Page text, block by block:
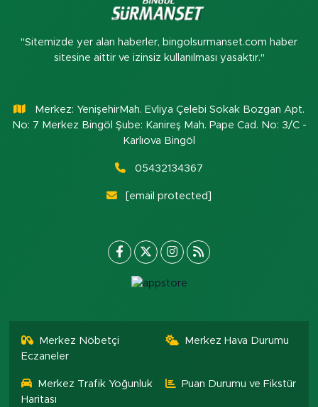
"Sitemizde yer alan haberler, bingolsurmanset.com haber
sitesine aittir ve izinsiz kullanılması yasaktır."
Merkez: YenişehirMah. Evliya Çelebi Sokak Bozgan Apt.
No: 7 Merkez Bingöl Şube: Kanireş Mah. Pape Cad. No: 3/C -
Karlıova Bingöl
05432134367
[email protected]
Merkez Nöbetçi
Eczaneler
Merkez Hava Durumu
Merkez Trafik Yoğunluk
Haritası
Puan Durumu ve Fikstür